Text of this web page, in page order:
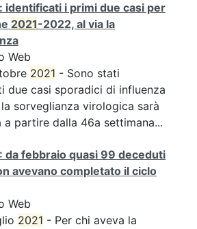
identificati i primi due casi per
2021-2022, al via la
Web
2021 - Sono stati
due casi sporadici di influenza
sorveglianza virologica sarà
partire dalla 46a settimana...
da febbraio quasi 99 deceduti
avevano completato il ciclo
Web
2021 - Per chi aveva la